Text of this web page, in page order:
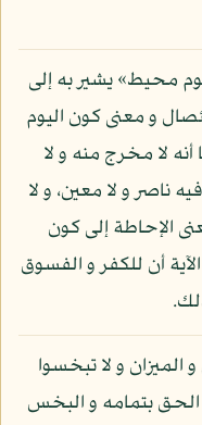
محيط» يشير به إلى
و معنى كون اليوم
لا مخرج منه و لا
ناصر و لا معين، و لا
الإحاطة إلى كون
أن للكفر و الفسوق
الميزان و لا تبخسوا
الحق بتمامه و البخس